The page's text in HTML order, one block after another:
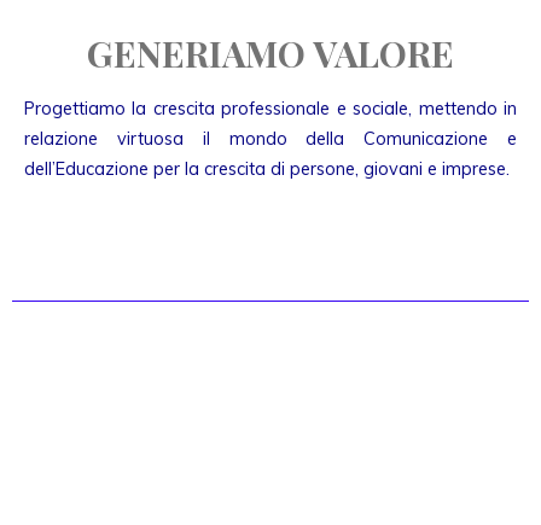
GENERIAMO VALORE
Progettiamo la crescita professionale e sociale, mettendo in
relazione virtuosa il mondo della Comunicazione e
dell’Educazione per la crescita di persone, giovani e imprese.